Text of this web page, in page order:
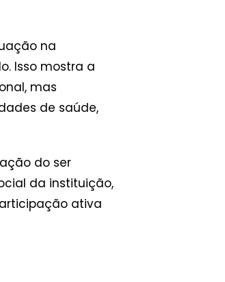
na
Isso mostra a
mas
de saúde,
do ser
da instituição,
ativa